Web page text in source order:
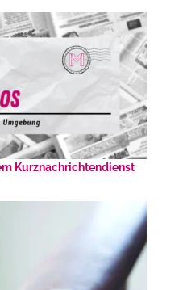
Kurznachrichtendienst